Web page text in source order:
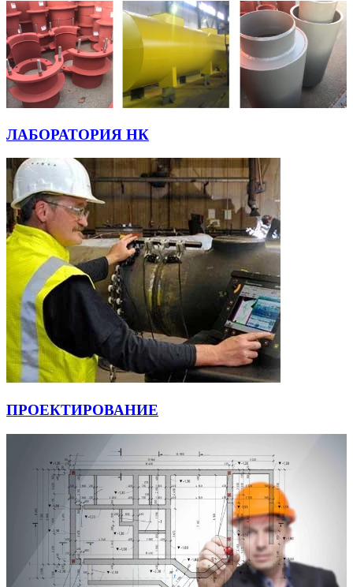
ЛАБОРАТОРИЯ НК
ПРОЕКТИРОВАНИЕ